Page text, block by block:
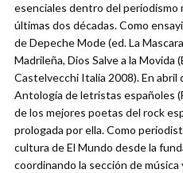
esenciales dentro del periodismo
últimas dos décadas. Como
de Depeche Mode (ed. La
Madrileña, Dios Salve a la Movida
Castelvecchi Italia 2008). En abril
Antología de letristas españoles
de los mejores poetas del rock
prologada por ella. Como
cultura de El Mundo desde la
coordinando la sección de